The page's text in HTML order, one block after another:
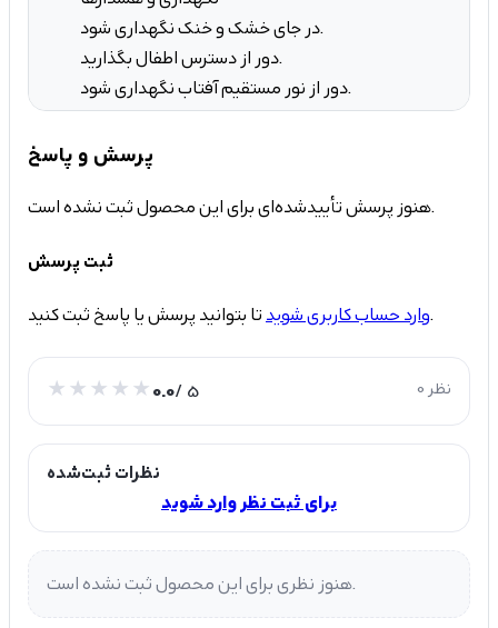
در جای خشک و خنک نگهداری شود.
دور از دسترس اطفال بگذارید.
دور از نور مستقیم آفتاب نگهداری شود.
پرسش و پاسخ
هنوز پرسش تأییدشده‌ای برای این محصول ثبت نشده است.
ثبت پرسش
وارد حساب کاربری شویدتا بتوانید پرسش یا پاسخ ثبت کنید.
0.0/ 5 0 نظر
نظرات ثبت‌شده
برای ثبت نظر وارد شوید
هنوز نظری برای این محصول ثبت نشده است.